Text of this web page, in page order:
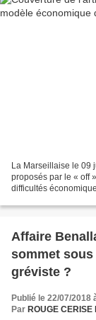
La Marseillaise le 09
proposés par le « off
difficultés
Affaire
sommet
gréviste ?
Publié le 22/07/2018
Par ROUGE CERISE